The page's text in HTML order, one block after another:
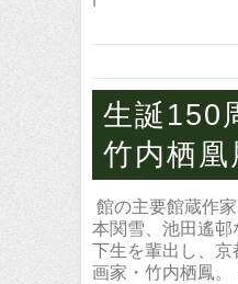
生誕150
竹内栖凰
館の主要館蔵作
本関雪、池田遙邨
下生を輩出し、
画家・竹内栖鳳